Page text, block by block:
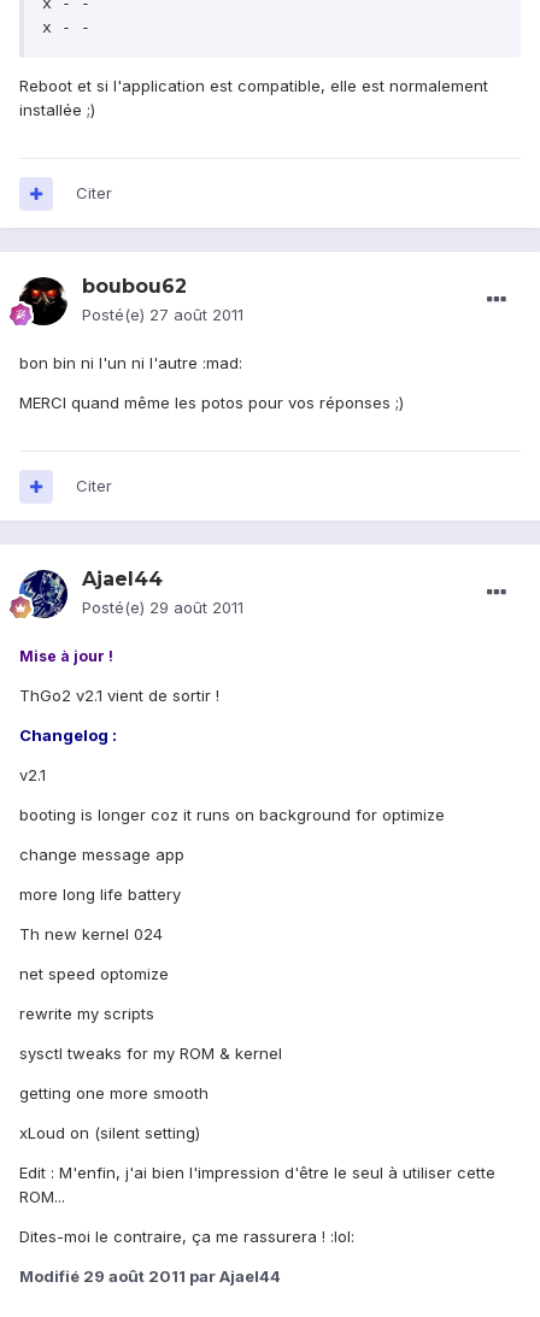
x - -
Reboot et si l'application est compatible, elle est normalement
installée ;)
Citer
boubou62
Posté(e) 27 août 2011
bon bin ni l'un ni l'autre :mad:
MERCI quand même les potos pour vos réponses ;)
Citer
Ajael44
Posté(e) 29 août 2011
Mise à jour !
ThGo2 v2.1 vient de sortir !
Changelog :
v2.1
booting is longer coz it runs on background for optimize
change message app
more long life battery
Th new kernel 024
net speed optomize
rewrite my scripts
sysctl tweaks for my ROM & kernel
getting one more smooth
xLoud on (silent setting)
Edit : M'enfin, j'ai bien l'impression d'être le seul à utiliser cette
ROM...
Dites-moi le contraire, ça me rassurera ! :lol:
Modifié 29 août 2011 par Ajael44